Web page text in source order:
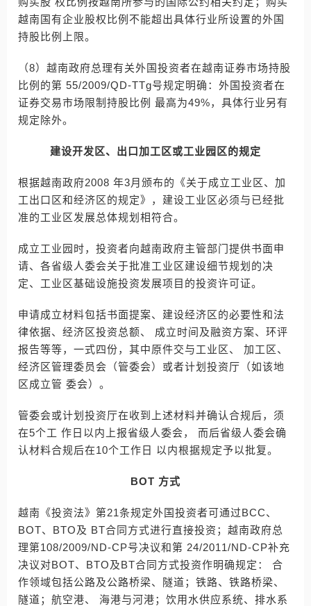
越南国有企业股权比例不能超出具体行业所设置的外国
持股比例上限。
（8）越南政府总理有关外国投资者在越南证券市场持股
比例的第 55/2009/QD-TTg号规定明确：外国投资者在
证券交易市场限制持股比例 最高为49%，具体行业另有
规定除外。
建设开发区、出口加工区或工业园区的规定
根据越南政府2008 年3月颁布的《关于成立工业区、加
工出口区和经济区的规定》，建设工业区必须与已经批
准的工业区发展总体规划相符合。
成立工业园时，投资者向越南政府主管部门提供书面申
请、各省级人委会关于批准工业区建设细节规划的决
定、工业区基础设施投资发展项目的投资许可证。
申请成立材料包括书面提案、建设经济区的必要性和法
律依据、经济区投资总额、 成立时间及融资方案、环评
报告等等，一式四份，其中原件交与工业区、 加工区、
经济区管理委员会（管委会）或者计划投资厅（如该地
区成立管 委会）。
管委会或计划投资厅在收到上述材料并确认合规后，须
在5个工 作日以内上报省级人委会， 而后省级人委会确
认材料合规后在10个工作日 以内根据规定予以批复。
BOT 方式
越南《投资法》第21条规定外国投资者可通过BCC、
BOT、BTO及 BT合同方式进行直接投资；越南政府总
理第108/2009/ND-CP号决议和第 24/2011/ND-CP补充
决议对BOT、BTO及BT合同方式投资作明确规定： 合
作领域包括公路及公路桥梁、隧道；铁路、铁路桥梁、
隧道；航空港、 海港与河港；饮用水供应系统、排水系